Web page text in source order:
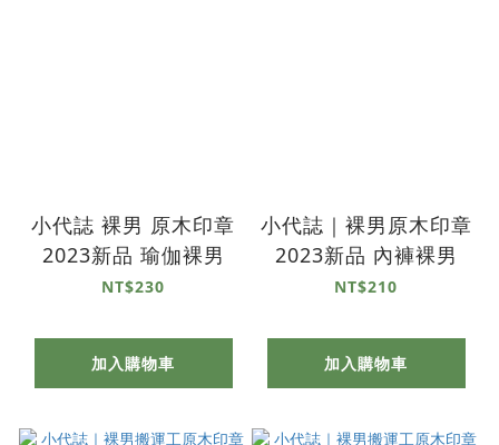
小代誌 裸男 原木印章
2023新品 瑜伽裸男
NT$230
加入購物車
小代誌｜裸男原木印章
2023新品 內褲裸男
NT$210
加入購物車